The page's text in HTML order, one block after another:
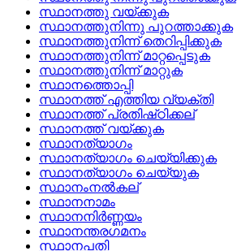
സ്ഥാനത്തു വയ്‌ക്കുക
സ്ഥാനത്തുനിന്നു പുറത്താക്കുക
സ്ഥാനത്തുനിന്ന്‌ തെറിപ്പിക്കുക
സ്ഥാനത്തുനിന്ന്‌ മാറ്റപ്പെടുക
സ്ഥാനത്തുനിന്ന് മാറ്റുക
സ്ഥാനത്തൊപ്പി
സ്ഥാനത്ത് എത്തിയ വ്യക്തി
സ്ഥാനത്ത്‌ പ്രതിഷ്‌ഠിക്കല്
സ്ഥാനത്ത്‌ വയ്‌ക്കുക
സ്ഥാനത്യാഗം
സ്ഥാനത്യാഗം ചെയ്യിക്കുക
സ്ഥാനത്യാഗം ചെയ്യുക
സ്ഥാനംനല്‍കല്
സ്ഥാനനാമം
സ്ഥാനനിര്‍ണ്ണയം
സ്ഥാനന്തരഗമനം
സ്ഥാനപതി